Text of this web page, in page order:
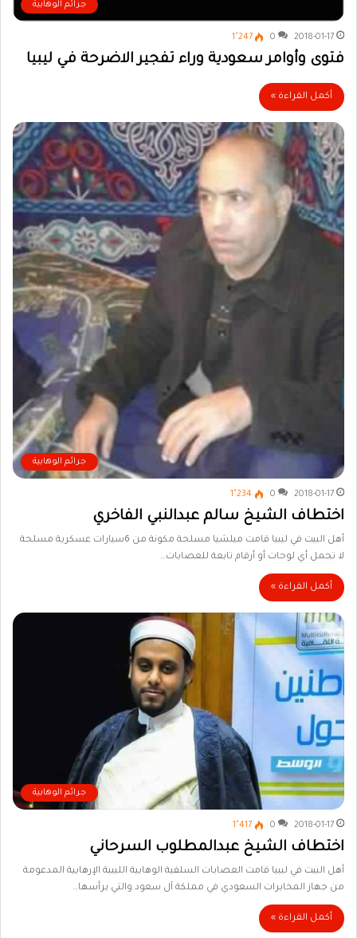
جرائم الوهابية
2018-01-17
0 1٬247
فتوى وأوامر سعودية وراء تفجير الاضرحة في ليبيا
أكمل القراءة »
جرائم الوهابية
2018-01-17
0 1٬234
اختطاف الشيخ سالم عبدالنبي الفاخري
أهل البيت في ليبيا قامت ميلشيا مسلحة مكونة من 6سيارات عسكرية مسلحة
لا تحمل أي لوحات أو أرقام تابعة للعصابات…
أكمل القراءة »
جرائم الوهابية
2018-01-17
0 1٬417
اختطاف الشيخ عبدالمطلوب السرحاني
أهل البيت في ليبيا قامت العصابات السلفية الوهابية الليبية الإرهابية المدعومة
من جهاز المخابرات السعودي في مملكة آل سعود والتي يرأسها…
أكمل القراءة »